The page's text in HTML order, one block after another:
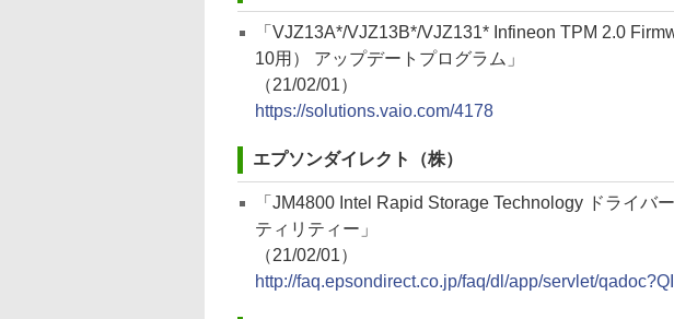
「VJZ13A*/VJZ13B*/VJZ131* Infineon TPM 2.0
10用） アップデートプログラム」
（21/02/01）
https://solutions.vaio.com/4178
エプソンダイレクト（株）
「JM4800 Intel Rapid Storage Technology ドライバ
ティリティー」
（21/02/01）
http://faq.epsondirect.co.jp/faq/dl/app/servlet/